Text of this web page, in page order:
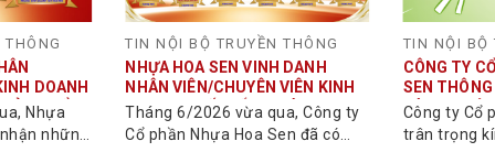
DOANH
PHẨM
Nhựa
những
TIN NỘI BỘ TRUYỀN THÔNG
NHỰA HOA SEN VINH DANH
NHÂN VIÊN/CHUYÊN VIÊN KINH
DOANH XUẤT SẮC THÁNG
6/2026
Tháng 6/2026 vừa qua, Công ty
Cổ phần Nhựa Hoa Sen đã có
TIN NỘI BỘ
CÔNG TY
SEN
HÀNG THỨ
NHỰA
Công ty Cổ
trân trọng